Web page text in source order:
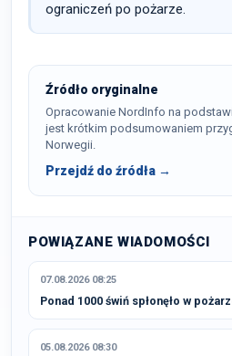
ograniczeń po pożarze.
Źródło oryginalne
Opracowanie NordInfo na
jest krótkim podsumowaniem
Norwegii.
Przejdź do źródła →
POWIĄZANE WIADOMOŚCI
07.08.2026 08:25
Ponad 1000 świń spłonęło w
05.08.2026 08:30